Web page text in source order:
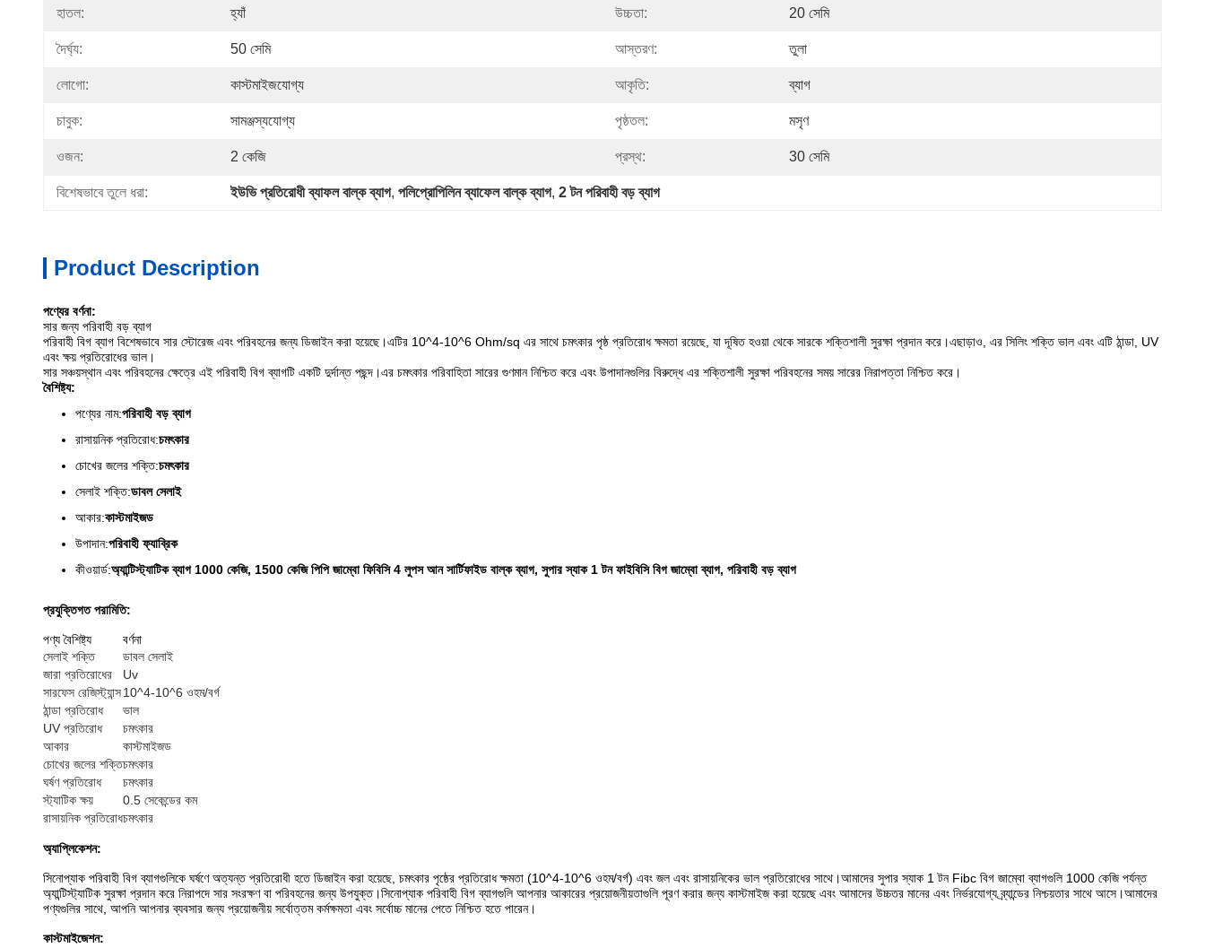
হাতল: হ্যাঁ উচ্চতা: 20 সেমি
দৈর্ঘ্য: 50 সেমি আস্তরণ: তুলা
লোগো: কাস্টমাইজযোগ্য আকৃতি: ব্যাগ
চাবুক: সামঞ্জস্যযোগ্য পৃষ্ঠতল: মসৃণ
ওজন: 2 কেজি প্রস্থ: 30 সেমি
বিশেষভাবে তুলে ধরা: ইউভি প্রতিরোধী ব্যাফল বাল্ক ব্যাগ, পলিপ্রোপিলিন ব্যাফেল বাল্ক ব্যাগ, 2 টন পরিবাহী বড় ব্যাগ
Product Description
পণ্যের বর্ণনা:
সার জন্য পরিবাহী বড় ব্যাগ
পরিবাহী বিগ ব্যাগ বিশেষভাবে সার স্টোরেজ এবং পরিবহনের জন্য ডিজাইন করা হয়েছে।এটির 10^4-10^6 Ohm/sq এর সাথে চমৎকার পৃষ্ঠ প্রতিরোধ ক্ষমতা রয়েছে, যা দূষিত হওয়া থেকে সারকে শক্তিশালী সুরক্ষা প্রদান করে।এছাড়াও, এর সিলিং শক্তি ভাল এবং এটি ঠান্ডা, UV
এবং ক্ষয় প্রতিরোধের ভাল।
সার সঞ্চয়স্থান এবং পরিবহনের ক্ষেত্রে এই পরিবাহী বিগ ব্যাগটি একটি দুর্দান্ত পছন্দ।এর চমৎকার পরিবাহিতা সারের গুণমান নিশ্চিত করে এবং উপাদানগুলির বিরুদ্ধে এর শক্তিশালী সুরক্ষা পরিবহনের সময় সারের নিরাপত্তা নিশ্চিত করে।
বৈশিষ্ট্য:
পণ্যের নাম:পরিবাহী বড় ব্যাগ
রাসায়নিক প্রতিরোধ:চমৎকার
চোখের জলের শক্তি:চমৎকার
সেলাই শক্তি:ডাবল সেলাই
আকার:কাস্টমাইজড
উপাদান:পরিবাহী ফ্যাব্রিক
কীওয়ার্ড:অ্যান্টিস্ট্যাটিক ব্যাগ 1000 কেজি, 1500 কেজি পিপি জাম্বো ফিবিসি 4 লুপস আন সার্টিফাইড বাল্ক ব্যাগ, সুপার স্যাক 1 টন ফাইবিসি বিগ জাম্বো ব্যাগ, পরিবাহী বড় ব্যাগ
প্রযুক্তিগত পরামিতি:
পণ্য বৈশিষ্ট্য
বর্ণনা
সেলাই শক্তি
ডাবল সেলাই
জারা প্রতিরোধের
Uv
সারফেস রেজিস্ট্যান্স10^4-10^6 ওহম/বর্গ
ঠান্ডা প্রতিরোধ
ভাল
UV প্রতিরোধ
চমৎকার
আকার
কাস্টমাইজড
চোখের জলের শক্তিচমৎকার
ঘর্ষণ প্রতিরোধ
চমৎকার
স্ট্যাটিক ক্ষয়
0.5 সেকেন্ডের কম
রাসায়নিক প্রতিরোধচমৎকার
অ্যাপ্লিকেশন:
সিনোপ্যাক পরিবাহী বিগ ব্যাগগুলিকে ঘর্ষণে অত্যন্ত প্রতিরোধী হতে ডিজাইন করা হয়েছে, চমৎকার পৃষ্ঠের প্রতিরোধ ক্ষমতা (10^4-10^6 ওহম/বর্গ) এবং জল এবং রাসায়নিকের ভাল প্রতিরোধের সাথে।আমাদের সুপার স্যাক 1 টন Fibc বিগ জাম্বো ব্যাগগুলি 1000 কেজি পর্যন্ত
অ্যান্টিস্ট্যাটিক সুরক্ষা প্রদান করে নিরাপদে সার সংরক্ষণ বা পরিবহনের জন্য উপযুক্ত।সিনোপ্যাক পরিবাহী বিগ ব্যাগগুলি আপনার আকারের প্রয়োজনীয়তাগুলি পূরণ করার জন্য কাস্টমাইজ করা হয়েছে এবং আমাদের উচ্চতর মানের এবং নির্ভরযোগ্য ব্র্যান্ডের নিশ্চয়তার সাথে আসে।আমাদের
পণ্যগুলির সাথে, আপনি আপনার ব্যবসার জন্য প্রয়োজনীয় সর্বোত্তম কর্মক্ষমতা এবং সর্বোচ্চ মানের পেতে নিশ্চিত হতে পারেন।
কাস্টমাইজেশন: